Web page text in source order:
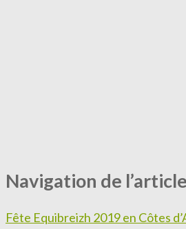
Navigation de l’article
Fête Equibreizh 2019 en Côtes